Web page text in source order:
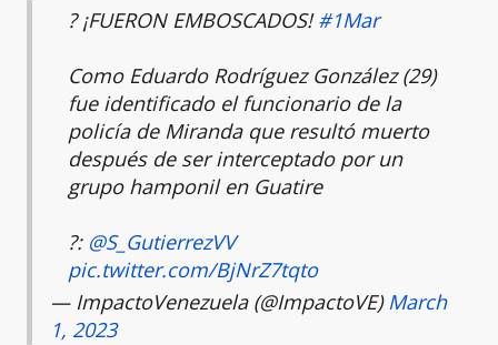
? ¡FUERON EMBOSCADOS!#1Mar
Como Eduardo Rodríguez González (29)
fue identificado el funcionario de la
policía de Miranda que resultó muerto
después de ser interceptado por un
grupo hamponil en Guatire
?: @S_GutierrezVV
pic.twitter.com/BjNrZ7tqto
— ImpactoVenezuela (@ImpactoVE) March
1, 2023